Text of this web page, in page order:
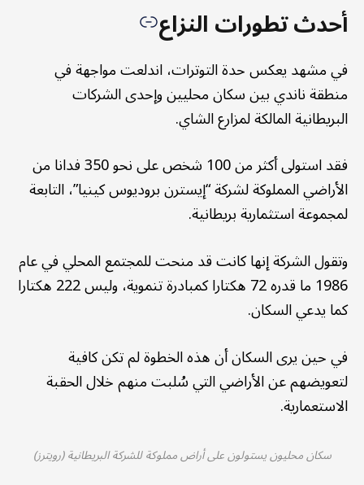
أحدث تطورات النزاع
في مشهد يعكس حدة التوترات، اندلعت مواجهة في
منطقة ناندي بين سكان محليين وإحدى الشركات
البريطانية المالكة لمزارع الشاي.
فقد استولى أكثر من 100 شخص على نحو 350 فدانا من
الأراضي المملوكة لشركة “إيسترن بروديوس كينيا”، التابعة
لمجموعة استثمارية بريطانية.
وتقول الشركة إنها كانت قد منحت للمجتمع المحلي في عام
1986 ما قدره 72 هكتارا كمبادرة تنموية، وليس 222 هكتارا
كما يدعي السكان.
في حين يرى السكان أن هذه الخطوة لم تكن كافية
لتعويضهم عن الأراضي التي سُلبت منهم خلال الحقبة
الاستعمارية.
سكان محليون يستولون على أراض مملوكة للشركة البريطانية (رويترز)